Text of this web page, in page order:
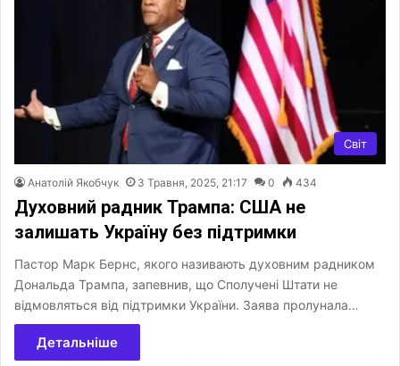
Світ
Анатолій Якобчук 3 Травня, 2025, 21:17 0 434
Духовний радник Трампа: США не
залишать Україну без підтримки
Пастор Марк Бернс, якого називають духовним радником
Дональда Трампа, запевнив, що Сполучені Штати не
відмовляться від підтримки України. Заява пролунала…
Детальніше